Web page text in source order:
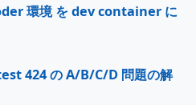
環境 を dev container に
424 の A/B/C/D 問題の解